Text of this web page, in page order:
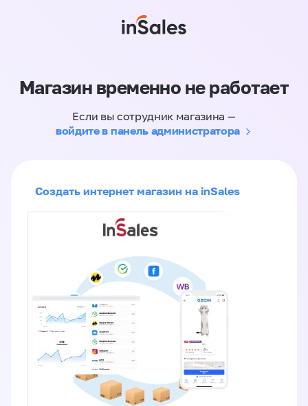
Магазин временно не работает
Если вы сотрудник магазина —
войдите в панель администратора
Создать интернет магазин на inSales